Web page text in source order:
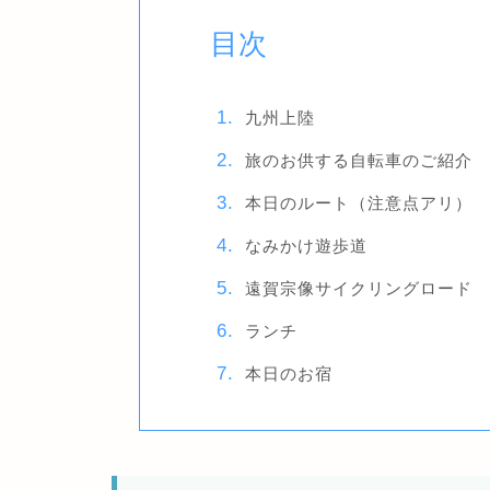
目次
九州上陸
旅のお供する自転車のご紹介
本日のルート（注意点アリ）
なみかけ遊歩道
遠賀宗像サイクリングロード
ランチ
本日のお宿